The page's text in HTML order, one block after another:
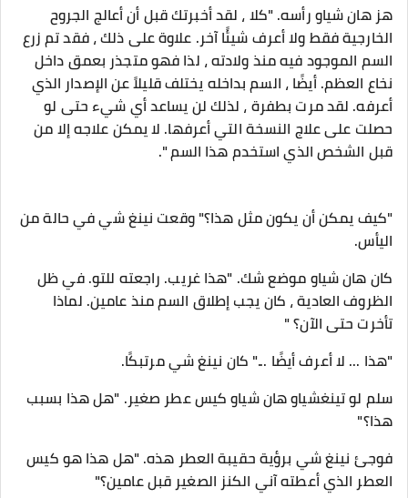
هز هان شياو رأسه. "كلا ، لقد أخبرتك قبل أن أعالج الجروح
الخارجية فقط ولا أعرف شيئًا آخر. علاوة على ذلك ، فقد تم زرع
السم الموجود فيه منذ ولادته ، لذا فهو متجذر بعمق داخل
نخاع العظم. أيضًا ، السم بداخله يختلف قليلاً عن الإصدار الذي
أعرفه. لقد مرت بطفرة ، لذلك لن يساعد أي شيء حتى لو
حصلت على علاج النسخة التي أعرفها. لا يمكن علاجه إلا من
قبل الشخص الذي استخدم هذا السم ".
"كيف يمكن أن يكون مثل هذا؟" وقعت نينغ شي في حالة من
اليأس.
كان هان شياو موضع شك. "هذا غريب. راجعته للتو. في ظل
الظروف العادية ، كان يجب إطلاق السم منذ عامين. لماذا
تأخرت حتى الآن؟ "
"هذا ... لا أعرف أيضًا ..." كان نينغ شي مرتبكًا.
سلم لو تينغشياو هان شياو كيس عطر صغير. "هل هذا بسبب
هذا؟"
فوجئ نينغ شي برؤية حقيبة العطر هذه. "هل هذا هو كيس
العطر الذي أعطته آني الكنز الصغير قبل عامين؟"